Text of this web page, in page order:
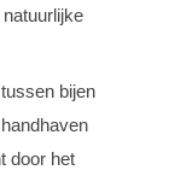
bijen
door het